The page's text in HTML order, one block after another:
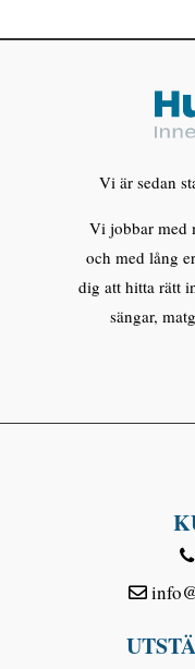
Vi är sedan
Vi jobbar med
och med lång
dig att hitta rätt
sängar,